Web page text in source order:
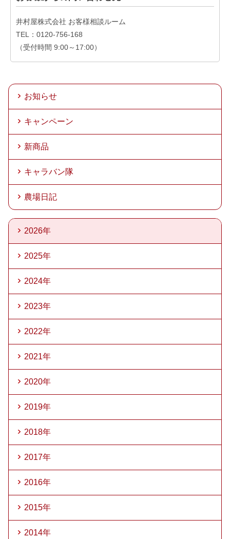
井村屋株式会社 お客様相談ルーム
TEL：0120-756-168
（受付時間 9:00～17:00）
お知らせ
キャンペーン
新商品
キャラバン隊
農場日記
2026年
2025年
2024年
2023年
2022年
2021年
2020年
2019年
2018年
2017年
2016年
2015年
2014年